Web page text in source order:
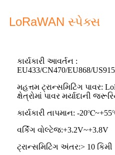
LoRaWAN સ્પેક્સ
કાર્યકારી આવર્તન :
EU433/CN470/EU868/
મહત્તમ ટ્રાન્સમિટિંગ પાવર:
ક્ષેત્રોમાં પાવર મર્યાદાની
કાર્યકારી તાપમાન: -
વર્કિંગ વોલ્ટેજ:+3.2V~+3.8V
ટ્રાન્સમિટિંગ અંતર:> 10 કિમી